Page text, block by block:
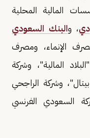
المالية المحلية
، والبنك السعودي
الإنماء، ومصرف
المالية"، وشركة
وشركة الراجحي
السعودي الفرنسي